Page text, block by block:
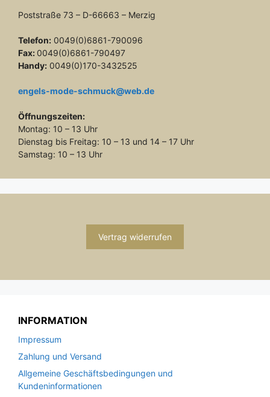
Poststraße 73 – D-66663 – Merzig
Telefon: 0049(0)6861-790096
Fax: 0049(0)6861-790497
Handy: 0049(0)170-3432525
engels-mode-schmuck@web.de
Öffnungszeiten:
Montag: 10 – 13 Uhr
Dienstag bis Freitag: 10 – 13 und 14 – 17 Uhr
Samstag: 10 – 13 Uhr
Vertrag widerrufen
INFORMATION
Impressum
Zahlung und Versand
Allgemeine Geschäftsbedingungen und
Kundeninformationen